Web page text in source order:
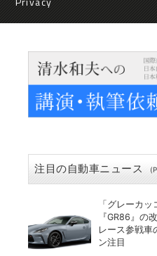
注目の自動車ニュース
「グレーカ
『GR86』の
レース参戦車
ン注目